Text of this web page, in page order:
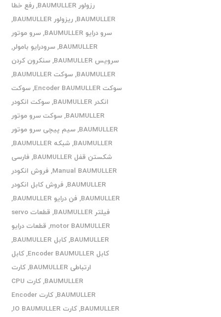
رزولور BAUMULLER
,رفع خطا
BAUMULLER
,ریزولور BAUMULLER
,
سرو درایو BAUMULLER
,سرو موتور
BAUMULLER
,سرودرایو بامولر,
سرویس BAUMULLER
,سنکرون کردن
BAUMULLER
,سوکت BAUMULLER
,
سوکت Encoder BAUMULLER
,سوکت
انکدر BAUMULLER
,سوکت انکودر
BAUMULLER
,سوکت سرو موتور
BAUMULLER
,سیم پیچی سرو موتور
BAUMULLER
,شبکه BAUMULLER
,
شکستن قفل BAUMULLER
, فارسی
Manual BAUMULLER
, فروش انکودر
BAUMULLER
, فروش کابل انکودر
BAUMULLER
, فن درایو BAUMULLER
,
فیلتر BAUMULLER
,
قطعات servo
motor BAUMULLER
, قطعات درایو
BAUMULLER
,کابل BAUMULLER
,
کابل Encoder BAUMULLER
,کابل
ارتباطی BAUMULLER
,کارت
BAUMULLER
,
کارت CPU
BAUMULLER
,
کارت Encoder
BAUMULLER
,کارت IO BAUMULLER
,